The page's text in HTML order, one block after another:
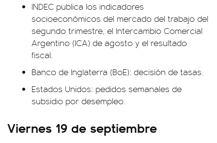
INDEC publica los indicadores
socioeconómicos del mercado del trabajo del
segundo trimestre, el Intercambio Comercial
Argentino (ICA) de agosto y el resultado
fiscal.
Banco de Inglaterra (BoE): decisión de tasas.
Estados Unidos: pedidos semanales de
subsidio por desempleo.
Viernes 19 de septiembre